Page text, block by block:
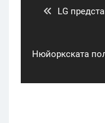
Previous
LG
Next
Нюйоркската